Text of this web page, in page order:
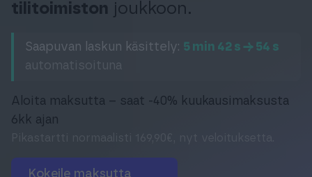
Meistä & Ajankohtaista
Kokeile maksutta
tilitoimiston joukkoon.
Saapuvan laskun käsittely: 5 min 42 s → 54 s
automatisoituna
Aloita maksutta – saat -40% kuukausimaksusta
6kk ajan
Kokeile maksutta